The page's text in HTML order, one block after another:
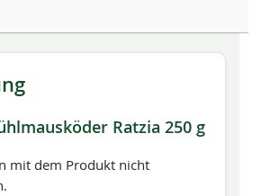
Ratzia 250 g
mit dem Produkt nicht